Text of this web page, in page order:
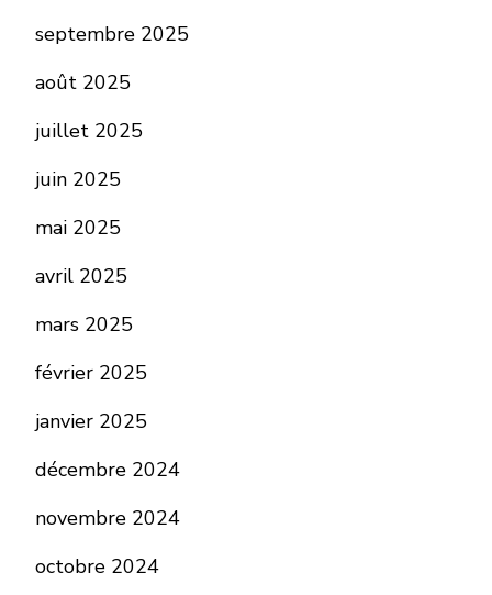
septembre 2025
août 2025
juillet 2025
juin 2025
mai 2025
avril 2025
mars 2025
février 2025
janvier 2025
décembre 2024
novembre 2024
octobre 2024